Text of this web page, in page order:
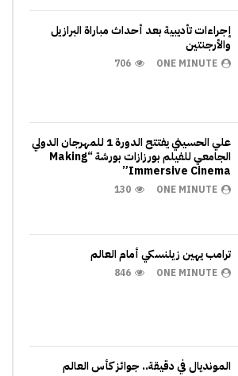
إجراءات تأديبية بعد أحداث مباراة البرازيل
والأرجنتين
ONE MINUTE
706
علي الحسيني يفتتح الدورة 1 للمهرجان الدولي
الجامعي للفيلم بورزازات بورشة “Making
Immersive Cinema”
ONE MINUTE
130
ترامب يهين زيلنسكي أمام العالم
ONE MINUTE
846
المونديال في دقيقة.. جوائز كأس العالم